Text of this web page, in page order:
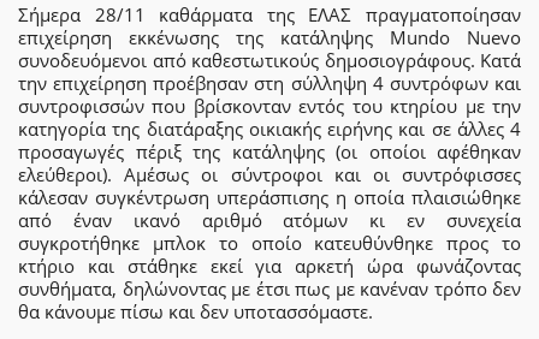
Σήμερα 28/11 καθάρματα της ΕΛΑΣ πραγματοποίησαν
επιχείρηση εκκένωσης της κατάληψης Mundo Nuevo
συνοδευόμενοι από καθεστωτικούς δημοσιογράφους. Κατά
την επιχείρηση προέβησαν στη σύλληψη 4 συντρόφων και
συντροφισσών που βρίσκονταν εντός του κτηρίου με την
κατηγορία της διατάραξης οικιακής ειρήνης και σε άλλες 4
προσαγωγές πέριξ της κατάληψης (οι οποίοι αφέθηκαν
ελεύθεροι). Αμέσως οι σύντροφοι και οι συντρόφισσες
κάλεσαν συγκέντρωση υπεράσπισης η οποία πλαισιώθηκε
από έναν ικανό αριθμό ατόμων κι εν συνεχεία
συγκροτήθηκε μπλοκ το οποίο κατευθύνθηκε προς το
κτήριο και στάθηκε εκεί για αρκετή ώρα φωνάζοντας
συνθήματα, δηλώνοντας με έτσι πως με κανέναν τρόπο δεν
θα κάνουμε πίσω και δεν υποτασσόμαστε.